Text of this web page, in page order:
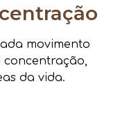
movimento
concentração,
da vida.